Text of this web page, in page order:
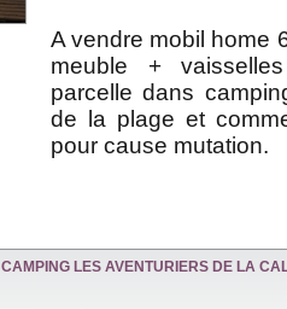
A vendre mobil home
meuble +
parcelle dans
de la plage et
pour cause mutation.
CAMPING LES AVENTURIERS DE LA